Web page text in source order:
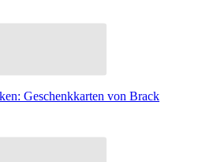
Geschenkkarten von Brack